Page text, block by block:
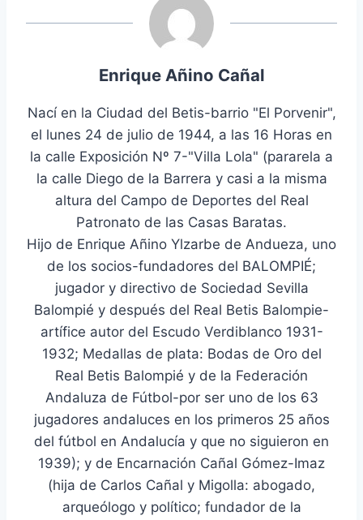
Enrique Añino Cañal
Nací en la Ciudad del Betis-barrio "El Porvenir",
el lunes 24 de julio de 1944, a las 16 Horas en
la calle Exposición Nº 7-"Villa Lola" (pararela a
la calle Diego de la Barrera y casi a la misma
altura del Campo de Deportes del Real
Patronato de las Casas Baratas.
Hijo de Enrique Añino Ylzarbe de Andueza, uno
de los socios-fundadores del BALOMPIÉ;
jugador y directivo de Sociedad Sevilla
Balompié y después del Real Betis Balompie-
artífice autor del Escudo Verdiblanco 1931-
1932; Medallas de plata: Bodas de Oro del
Real Betis Balompié y de la Federación
Andaluza de Fútbol-por ser uno de los 63
jugadores andaluces en los primeros 25 años
del fútbol en Andalucía y que no siguieron en
1939); y de Encarnación Cañal Gómez-Imaz
(hija de Carlos Cañal y Migolla: abogado,
arqueólogo y político; fundador de la